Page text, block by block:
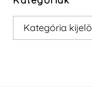
Kategóriák